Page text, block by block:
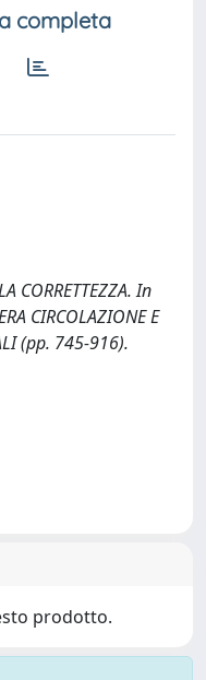
completa
CORRETTEZZA. In
CIRCOLAZIONE E
(pp. 745-916).
prodotto.